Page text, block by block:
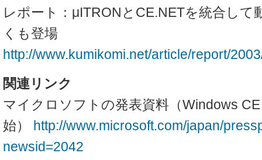
レポート：μITRONとCE.NETを統合して
くも登場
http://www.kumikomi.net/article/report/
関連リンク
マイクロソフトの発表資料（Windows
始）
http://www.microsoft.com/japan/
newsid=2042